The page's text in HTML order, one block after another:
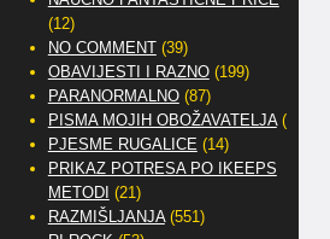
(12)
NO COMMENT(39)
OBAVIJESTI I RAZNO(199)
PARANORMALNO(87)
PISMA MOJIH OBOŽAVATELJA(2)
PJESME RUGALICE (14)
PRIKAZ POTRESA PO IKEEPS
METODI (21)
RAZMIŠLJANJA(551)